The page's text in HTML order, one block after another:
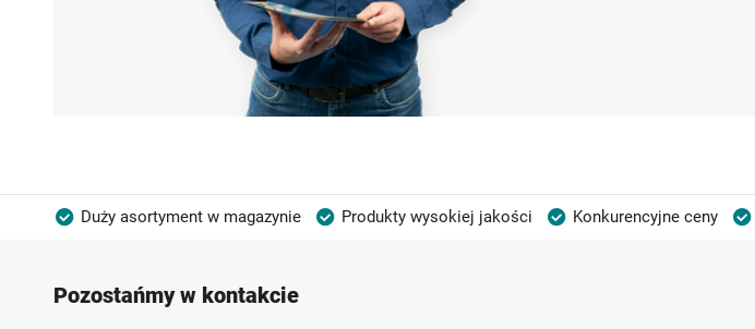
Duży asortyment w magazynie Produkty wysokiej jakości Konkurencyjne ceny
Pozostańmy w kontakcie